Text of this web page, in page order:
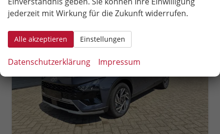
jederzeit mit Wirkung für die Zukunft widerrufen.
Alle akzeptieren Einstellungen
Datenschutzerklärung Impressum